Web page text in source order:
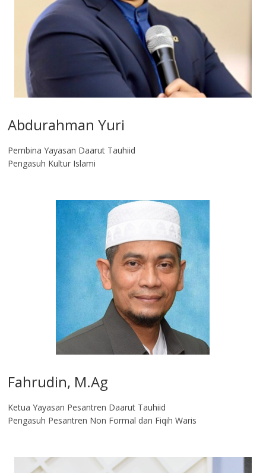
Abdurahman Yuri
Pembina Yayasan Daarut Tauhiid
Pengasuh Kultur Islami
Fahrudin, M.Ag​
Ketua Yayasan Pesantren Daarut Tauhiid
Pengasuh Pesantren Non Formal dan Fiqih Waris